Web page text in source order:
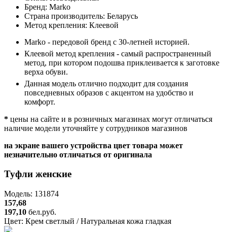
Бренд: Marko
Страна производитель: Беларусь
Метод крепления: Клеевой
Marko - передовой бренд с 30-летней историей.
Клеевой метод крепления - самый распространенный
метод, при котором подошва приклеивается к заготовке
верха обуви.
Данная модель отлично подходит для создания
повседневных образов с акцентом на удобство и
комфорт.
* цены на сайте и в розничных магазинах могут отличаться
наличие модели уточняйте у сотрудников магазинов
на экране вашего устройства цвет товара может
незначительно отличаться от оригинала
Туфли женские
Модель: 131874
157,68
197,10 бел.руб.
Цвет: Крем светлый / Натуральная кожа гладкая